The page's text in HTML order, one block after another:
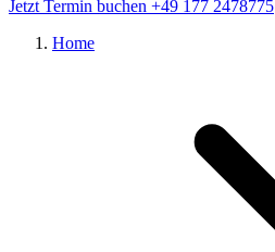
Jetzt Termin buchen +49 177 2478775
Home